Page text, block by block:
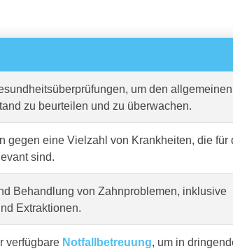
um den allgemeinen
zu beurteilen und zu überwachen.
gegen eine Vielzahl von Krankheiten, die für
sind.
Behandlung von Zahnproblemen, inklusive
Extraktionen.
verfügbare Notfallbetreuung, um in